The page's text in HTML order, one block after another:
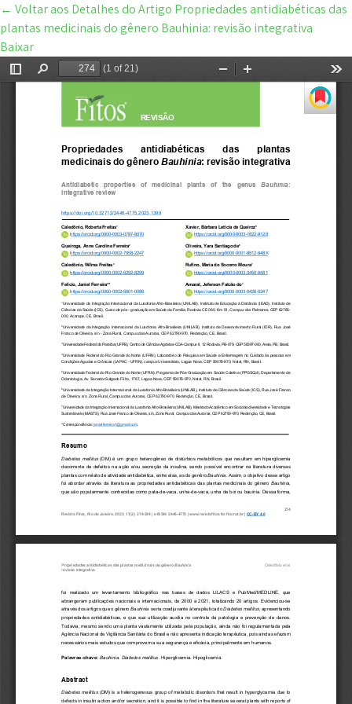
← Voltar aos Detalhes do Artigo Propriedades antidiabéticas das
plantas medicinais do gênero Bauhinia: revisão integrativa
Baixar